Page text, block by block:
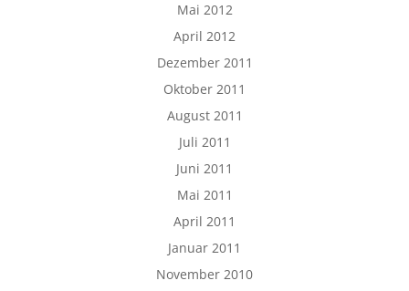
Mai 2012
April 2012
Dezember 2011
Oktober 2011
August 2011
Juli 2011
Juni 2011
Mai 2011
April 2011
Januar 2011
November 2010